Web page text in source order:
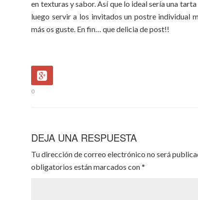
en texturas y sabor. Así que lo ideal sería una
luego servir a los invitados un postre individual
más os guste. En fin… que delicia de post!!
0
DEJA UNA RESPUESTA
Tu dirección de correo electrónico no será
obligatorios están marcados con*